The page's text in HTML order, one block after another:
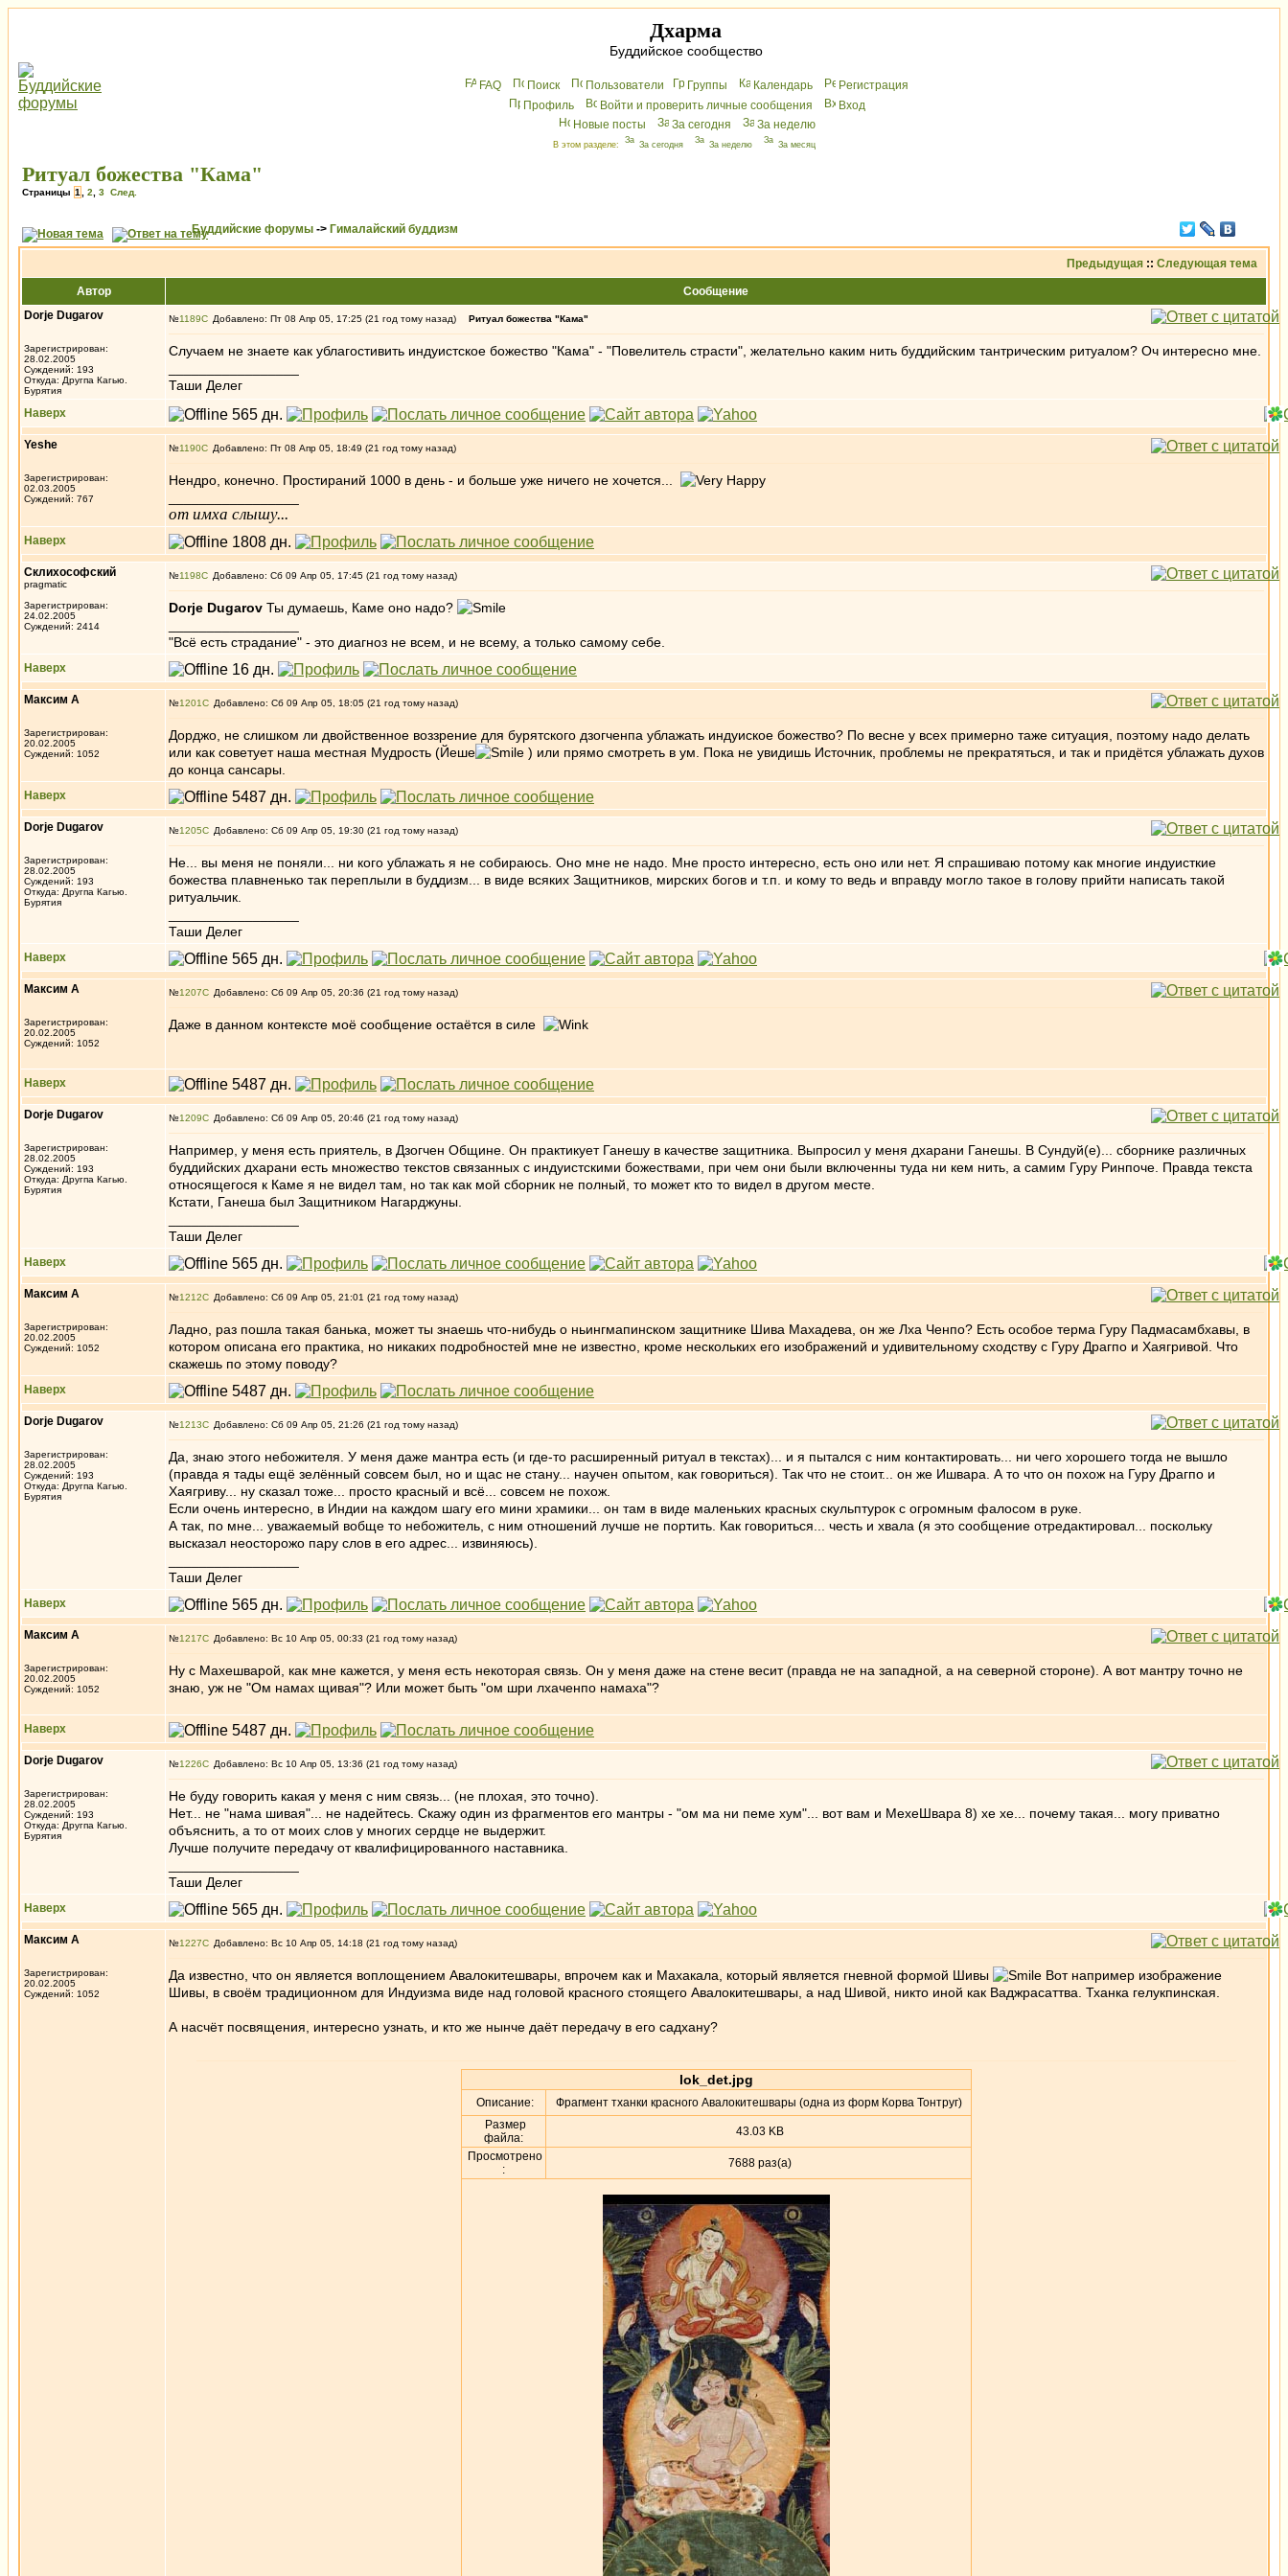
Дхарма
Буддийское сообщество
FAQ Поиск Пользователи Группы Календарь
Peгиcтрaция
Профиль
Войти и проверить личные сообщения
Вхoд
Новые посты
За сегодня За неделю
В этом разделе: За сегодня За неделю За месяц
Ритуал божества "Кама"
Страницы 1 2 3 След.
Буддийские форумы -> Гималайский буддизм
Предыдущая :: Следующая тема
Автор
Сообщение
Dorje Dugarov
Зарегистрирован:
28.02.2005
Суждений: 193
Откуда: Другпа Кагью.
Бурятия
№1189 Добавлено: Пт 08 Апр 05, 17:25 (21 год тому назад) Ритуал божества "Кама"
Случаем не знаете как ублагостивить индуистское божество "Кама" - "Повелитель страсти", желательно каким нить буддийским тантрическим ритуалом? Оч интересно мне.
Таши Делег
Наверх
Yeshe
Зарегистрирован:
02.03.2005
Суждений: 767
№1190 Добавлено: Пт 08 Апр 05, 18:49 (21 год тому назад)
Нендро, конечно. Простираний 1000 в день - и больше уже ничего не хочется...
от имха слышу...
Наверх
Склихософский
pragmatic
Зарегистрирован:
24.02.2005
Суждений: 2414
№1198 Добавлено: Сб 09 Апр 05, 17:45 (21 год тому назад)
Dorje Dugarov Ты думаешь, Каме оно надо?
"Всё есть страдание" - это диагноз не всем, и не всему, а только самому себе.
Наверх
Максим А
Зарегистрирован:
20.02.2005
Суждений: 1052
№1201 Добавлено: Сб 09 Апр 05, 18:05 (21 год тому назад)
Дорджо, не слишком ли двойственное воззрение для бурятского дзогченпа ублажать индуиское божество? По весне у всех примерно таже ситуация, поэтому надо делать
или как советует наша местная Мудрость (Йеше
) или прямо смотреть в ум. Пока не увидишь Источник, проблемы не прекратяться, и так и придётся ублажать духов
до конца сансары.
Наверх
Dorje Dugarov
Зарегистрирован:
28.02.2005
Суждений: 193
Откуда: Другпа Кагью.
Бурятия
№1205 Добавлено: Сб 09 Апр 05, 19:30 (21 год тому назад)
Не... вы меня не поняли... ни кого ублажать я не собираюсь. Оно мне не надо. Мне просто интересно, есть оно или нет. Я спрашиваю потому как многие индуисткие
божества плавненько так переплыли в буддизм... в виде всяких Защитников, мирских богов и т.п. и кому то ведь и вправду могло такое в голову прийти написать такой
ритуальчик.
Таши Делег
Наверх
Максим А
Зарегистрирован:
20.02.2005
Суждений: 1052
№1207 Добавлено: Сб 09 Апр 05, 20:36 (21 год тому назад)
Даже в данном контексте моё сообщение остаётся в силе
Наверх
Dorje Dugarov
Зарегистрирован:
28.02.2005
Суждений: 193
Откуда: Другпа Кагью.
Бурятия
№1209 Добавлено: Сб 09 Апр 05, 20:46 (21 год тому назад)
Например, у меня есть приятель, в Дзогчен Общине. Он практикует Ганешу в качестве защитника. Выпросил у меня дхарани Ганешы. В Сундуй(е)... сборнике различных
буддийских дхарани есть множество текстов связанных с индуистскими божествами, при чем они были включенны туда ни кем нить, а самим Гуру Ринпоче. Правда текста
относящегося к Каме я не видел там, но так как мой сборник не полный, то может кто то видел в другом месте.
Кстати, Ганеша был Защитником Нагарджуны.
Таши Делег
Наверх
Максим А
Зарегистрирован:
20.02.2005
Суждений: 1052
№1212 Добавлено: Сб 09 Апр 05, 21:01 (21 год тому назад)
Ладно, раз пошла такая банька, может ты знаешь что-нибудь о ньингмапинском защитнике Шива Махадева, он же Лха Ченпо? Есть особое терма Гуру Падмасамбхавы, в
котором описана его практика, но никаких подробностей мне не известно, кроме нескольких его изображений и удивительному сходству с Гуру Драгпо и Хаягривой. Что
скажешь по этому поводу?
Наверх
Dorje Dugarov
Зарегистрирован:
28.02.2005
Суждений: 193
Откуда: Другпа Кагью.
Бурятия
№1213 Добавлено: Сб 09 Апр 05, 21:26 (21 год тому назад)
Да, знаю этого небожителя. У меня даже мантра есть (и где-то расширенный ритуал в текстах)... и я пытался с ним контактировать... ни чего хорошего тогда не вышло
(правда я тады ещё зелённый совсем был, но и щас не стану... научен опытом, как говориться). Так что не стоит... он же Ишвара. А то что он похож на Гуру Драгпо и
Хаягриву... ну сказал тоже... просто красный и всё... совсем не похож.
Если очень интересно, в Индии на каждом шагу его мини храмики... он там в виде маленьких красных скульптурок с огромным фалосом в руке.
А так, по мне... уважаемый вобще то небожитель, с ним отношений лучше не портить. Как говориться... честь и хвала (я это сообщение отредактировал... поскольку
высказал неосторожо пару слов в его адрес... извиняюсь).
Таши Делег
Наверх
Максим А
Зарегистрирован:
20.02.2005
Суждений: 1052
№1217 Добавлено: Вс 10 Апр 05, 00:33 (21 год тому назад)
Ну с Махешварой, как мне кажется, у меня есть некоторая связь. Он у меня даже на стене весит (правда не на западной, а на северной стороне). А вот мантру точно не
знаю, уж не "Ом намах щивая"? Или может быть "ом шри лхаченпо намаха"?
Наверх
Dorje Dugarov
Зарегистрирован:
28.02.2005
Суждений: 193
Откуда: Другпа Кагью.
Бурятия
№1226 Добавлено: Вс 10 Апр 05, 13:36 (21 год тому назад)
Не буду говорить какая у меня с ним связь... (не плохая, это точно).
Нет... не "нама шивая"... не надейтесь. Скажу один из фрагментов его мантры - "ом ма ни пеме хум"... вот вам и МехеШвара 8) хе хе... почему такая... могу приватно
объяснить, а то от моих слов у многих сердце не выдержит.
Лучше получите передачу от квалифицированного наставника.
Таши Делег
Наверх
Максим А
Зарегистрирован:
20.02.2005
Суждений: 1052
№1227 Добавлено: Вс 10 Апр 05, 14:18 (21 год тому назад)
Да известно, что он является воплощением Авалокитешвары, впрочем как и Махакала, который является гневной формой Шивы
Вот например изображение
Шивы, в своём традиционном для Индуизма виде над головой красного стоящего Авалокитешвары, а над Шивой, никто иной как Ваджрасаттва. Тханка гелукпинская.
А насчёт посвящения, интересно узнать, и кто же нынче даёт передачу в его садхану?
lok_det.jpg
Описание:
Фрагмент тханки красного Авалокитешвары (одна из форм Корва Тонтруг)
Размер
файла:
43.03 KB
Просмотрено
:
7688 раз(а)